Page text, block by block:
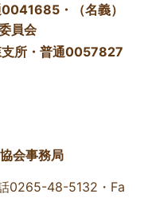
・（名義）
員会
支所・普通0057827
会事務局
0265-48-5132・Fa